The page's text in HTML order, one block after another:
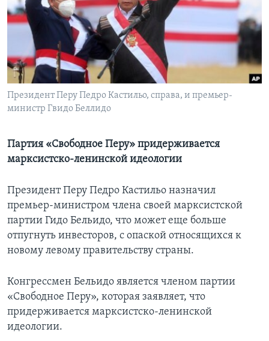
Learning English
СОЦИАЛЬНЫЕ СЕТИ
Языки
Президент Перу Педро Кастильо, справа, и премьер-
министр Гвидо Беллидо
Партия «Свободное Перу» придерживается
марксистско-ленинской идеологии
Президент Перу Педро Кастильо назначил
премьер-министром члена своей марксистской
партии Гидо Бельидо, что может еще больше
отпугнуть инвесторов, с опаской относящихся к
новому левому правительству страны.
Конгрессмен Бельидо является членом партии
«Свободное Перу», которая заявляет, что
придерживается марксистско-ленинской
идеологии.